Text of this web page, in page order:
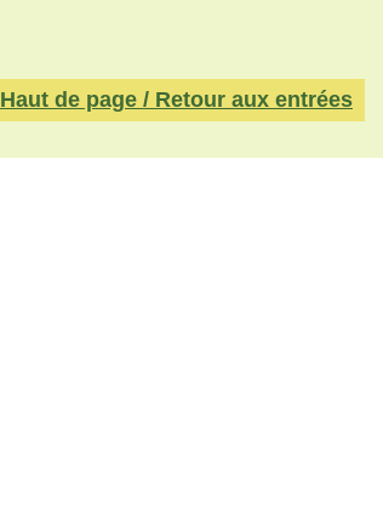
Haut de page / Retour aux entrées